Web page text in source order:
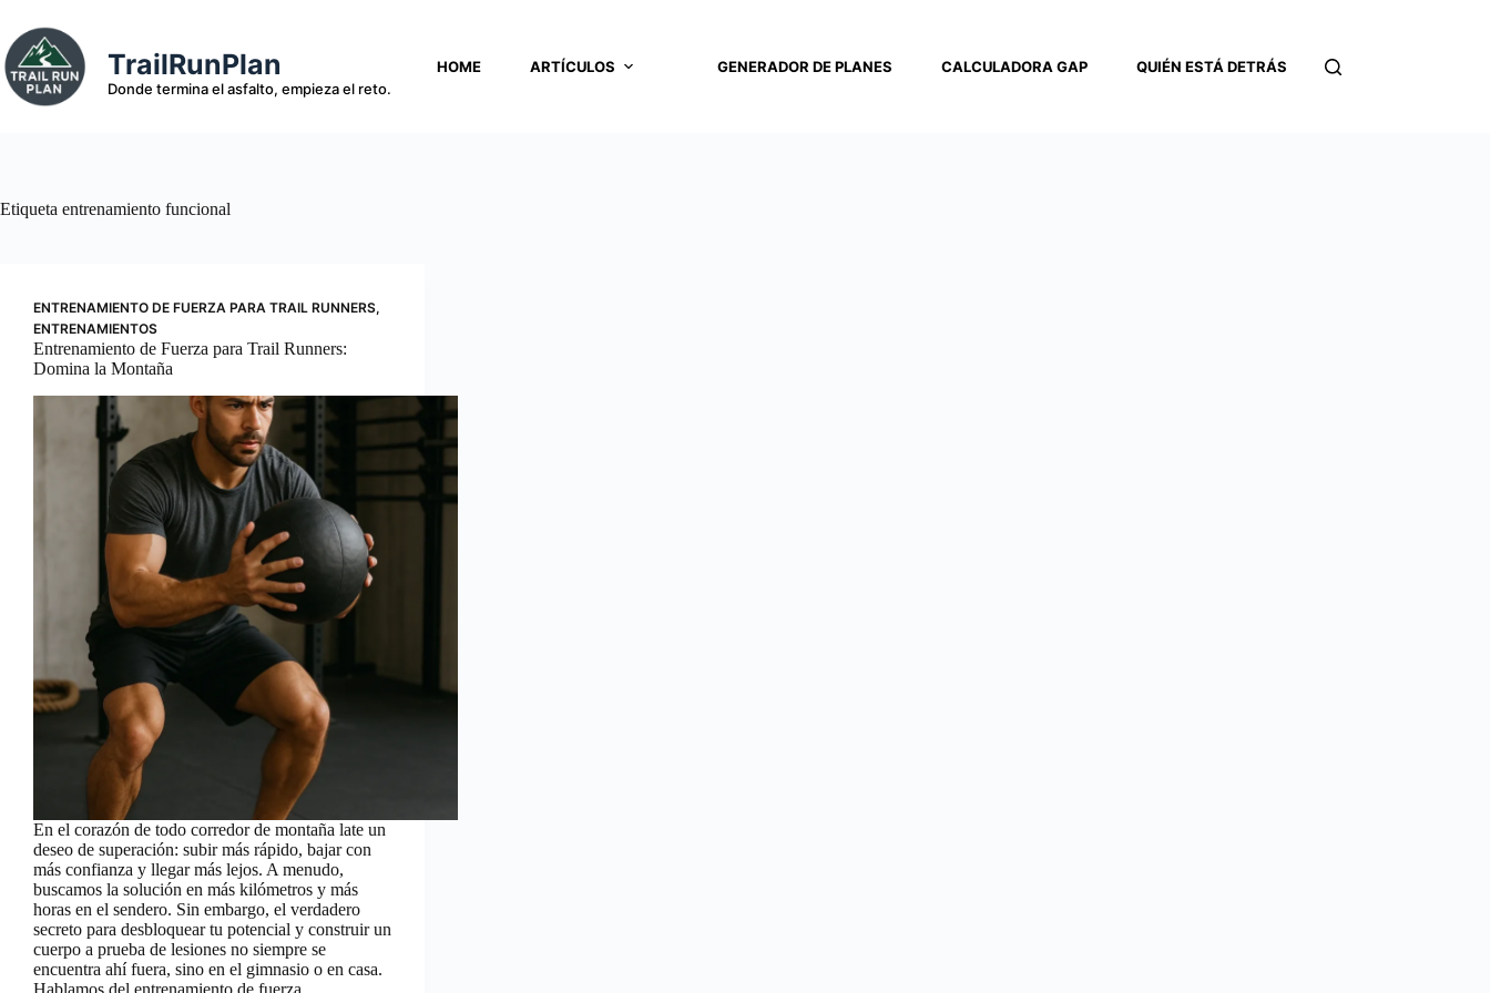
contenido
TrailRunPlan
Donde termina el asfalto, empieza el reto.
HOME ARTÍCULOS GENERADOR DE PLANES CALCULADORA GAP QUIÉN ESTÁ DETRÁS CONTACTO
Etiqueta entrenamiento funcional
ENTRENAMIENTO DE FUERZA PARA TRAIL RUNNERS,
ENTRENAMIENTOS
Entrenamiento de Fuerza para Trail Runners:
Domina la Montaña
En el corazón de todo corredor de montaña late un
deseo de superación: subir más rápido, bajar con
más confianza y llegar más lejos. A menudo,
buscamos la solución en más kilómetros y más
horas en el sendero. Sin embargo, el verdadero
secreto para desbloquear tu potencial y construir un
cuerpo a prueba de lesiones no siempre se
encuentra ahí fuera, sino en el gimnasio o en casa.
Hablamos del entrenamiento de fuerza.